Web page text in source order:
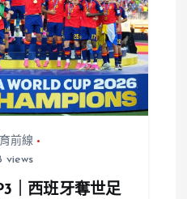
前線
views
｜西班牙奪世足